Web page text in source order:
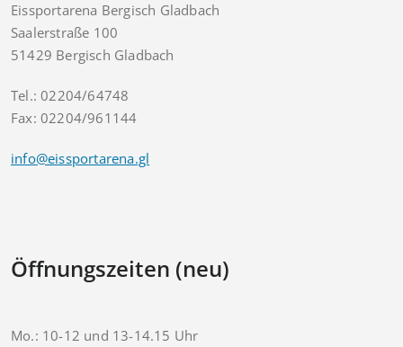
Eissportarena Bergisch Gladbach
Saalerstraße 100
51429 Bergisch Gladbach
Tel.: 02204/64748
Fax: 02204/961144
info@eissportarena.gl
Öffnungszeiten (neu)
Mo.: 10-12 und 13-14.15 Uhr